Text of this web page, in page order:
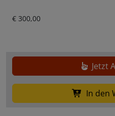
€ 300,00Aktueller Preis ist: €
Jetzt
In den